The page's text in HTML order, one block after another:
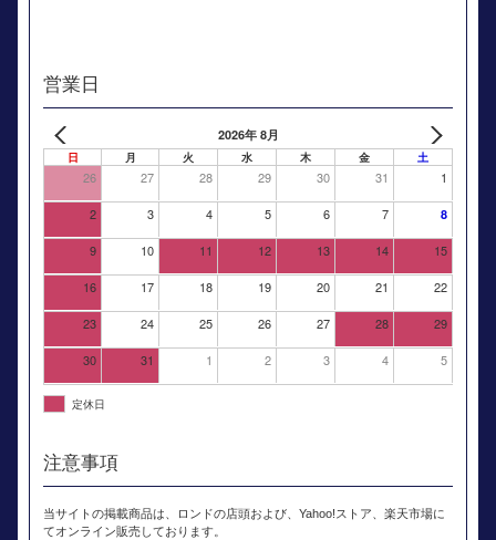
営業日
2026年 8月
日 月 火 水 木 金 土
26 27 28 29 30 31 1
2 3 4 5 6 7 8
9 10 11 12 13 14 15
16 17 18 19 20 21 22
23 24 25 26 27 28 29
30 31 1 2 3 4 5
定休日
注意事項
当サイトの掲載商品は、ロンドの店頭および、Yahoo!ストア、楽天市場に
てオンライン販売しております。